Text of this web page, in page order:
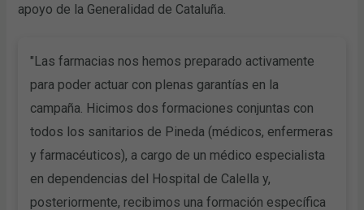
apoyo de la Generalidad de Cataluña.
"Las farmacias nos hemos preparado activamente
para poder actuar con plenas garantías en la
campaña. Hicimos dos formaciones conjuntas con
todos los sanitarios de Pineda (médicos, enfermeras
y farmacéuticos), a cargo de un médico especialista
en dependencias del Hospital de Calella y,
posteriormente, recibimos una formación específica